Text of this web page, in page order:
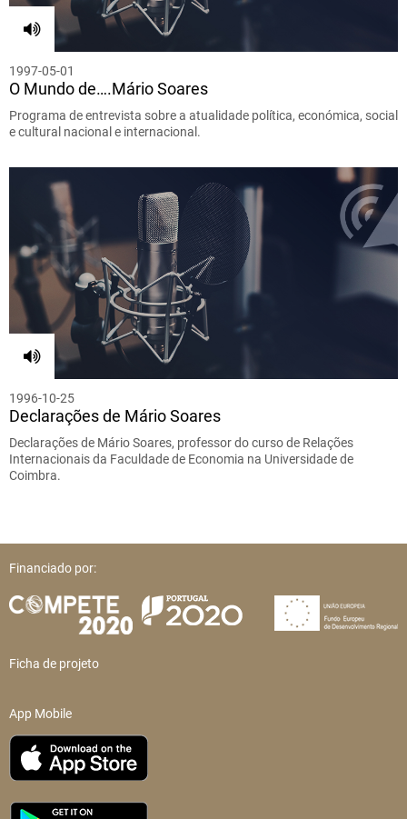
1997-05-01
O Mundo de….Mário Soares
Programa de entrevista sobre a atualidade política, económica, social
e cultural nacional e internacional.
1996-10-25
Declarações de Mário Soares
Declarações de Mário Soares, professor do curso de Relações
Internacionais da Faculdade de Economia na Universidade de
Coimbra.
Financiado por:
Ficha de projeto
App Mobile